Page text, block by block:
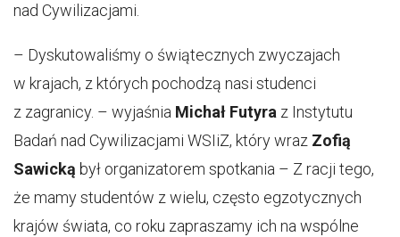
nad Cywilizacjami.
– Dyskutowaliśmy o świątecznych zwyczajach
w krajach, z których pochodzą nasi studenci
z zagranicy. – wyjaśnia Michał Futyra z Instytutu
Badań nad Cywilizacjami WSIiZ, który wraz Zofią
Sawicką był organizatorem spotkania – Z racji tego,
że mamy studentów z wielu, często egzotycznych
krajów świata, co roku zapraszamy ich na wspólne